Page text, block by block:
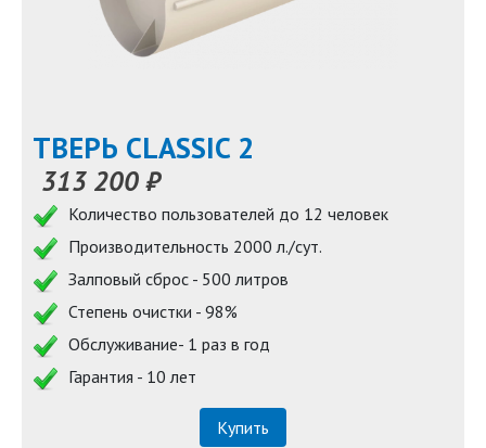
ТВЕРЬ CLASSIC 2
313 200 ₽
Количество пользователей до 12 человек
Производительность 2000 л./сут.
Залповый сброс - 500 литров
Степень очистки - 98%
Обслуживание- 1 раз в год
Гарантия - 10 лет
Купить